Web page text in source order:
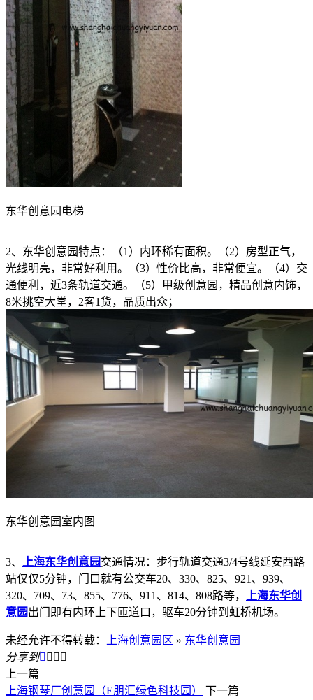
东华创意园电梯
2、东华创意园特点：（1）内环稀有面积。（2）房型正气，
光线明亮，非常好利用。（3）性价比高，非常便宜。（4）交
通便利，近3条轨道交通。（5）甲级创意园，精品创意内饰，
8米挑空大堂，2客1货，品质出众；
东华创意园室内图
3、 上海东华创意园交通情况：步行轨道交通3/4号线延安西路
站仅仅5分钟，门口就有公交车20、330、825、921、939、
320、709、73、855、776、911、814、808路等，
上海东华创
意园出门即有内环上下匝道口，驱车20分钟到虹桥机场。
未经允许不得转载： 上海创意园区 » 东华创意园
分享到   
上一篇
上海钢琴厂创意园（E朋汇绿色科技园）
下一篇